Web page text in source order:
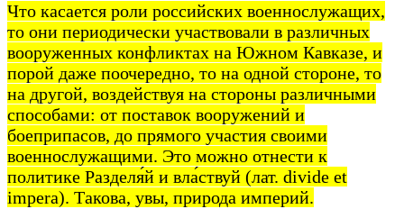
Что касается роли российских военнослужащих,
то они периодически участвовали в различных
вооруженных конфликтах на Южном Кавказе, и
порой даже поочередно, то на одной стороне, то
на другой, воздействуя на стороны различными
способами: от поставок вооружений и
боеприпасов, до прямого участия своими
военнослужащими. Это можно отнести к
политике Разделя́й и вла́ствуй (лат. divide et
impera). Такова, увы, природа империй.